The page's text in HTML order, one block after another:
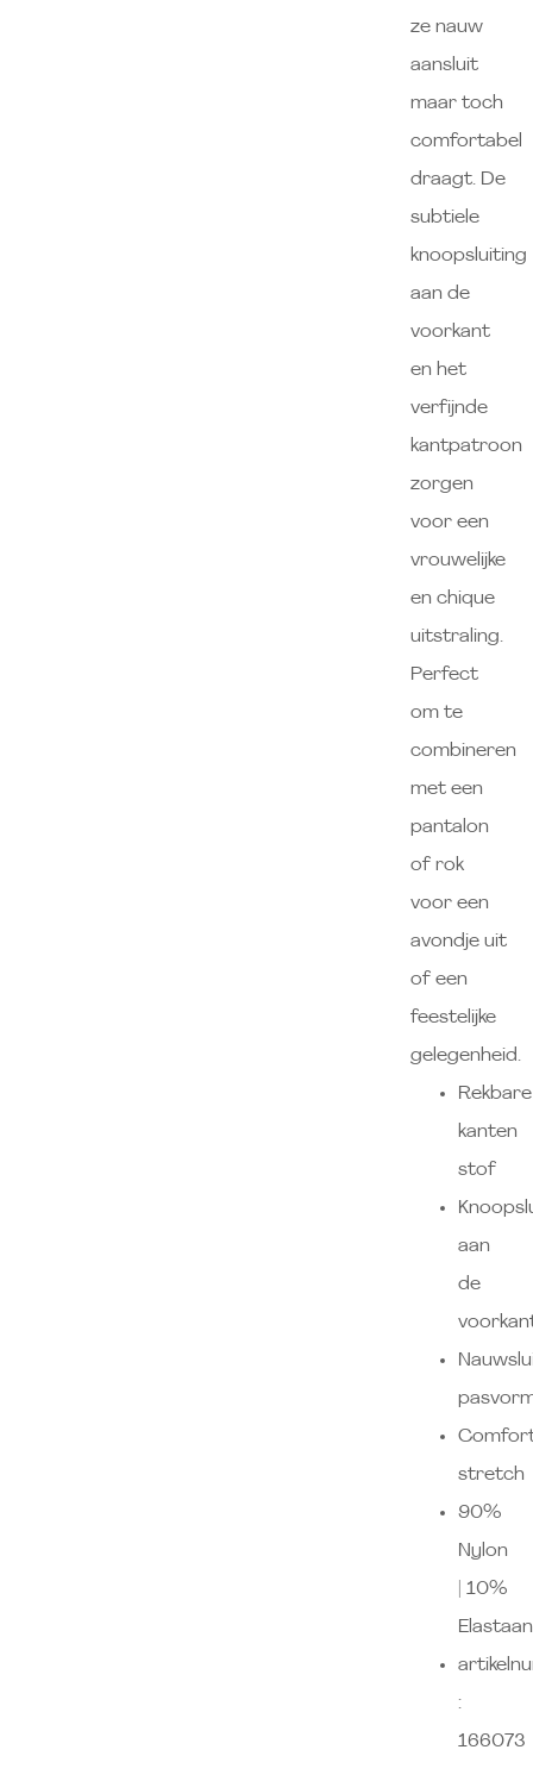
ze nauw
aansluit
maar toch
comfortabel
draagt. De
subtiele
knoopsluiting
aan de
voorkant
en het
verfijnde
kantpatroon
zorgen
voor een
vrouwelijke
en chique
uitstraling.
Perfect
om te
combineren
met een
pantalon
of rok
voor een
avondje uit
of een
feestelijke
gelegenheid.
Rekbare
kanten
stof
aan
de
stretch
90%
Nylon
| 10%
Elastaan
:
166073